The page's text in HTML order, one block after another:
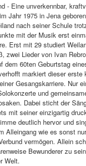
- Eine unverkennbar,
Jahr 1975 in Jena
nach seiner Schule
mit der Musik erst
Erst mit 29 studiert
zwei Lieder von Ivan
dem 60ten Geburtstag
markiert dieser erste
Gesangskarriere. Nur
und
Dabei sticht der
mit seiner einzigartig
deutlich hervor und
Alleingang wie es sonst
vermögen. Allein
Bewunderer zu
Welt.